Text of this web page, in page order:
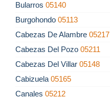
Bularros 05140
Burgohondo 05113
Cabezas De Alambre 05217
Cabezas Del Pozo 05211
Cabezas Del Villar 05148
Cabizuela 05165
Canales 05212